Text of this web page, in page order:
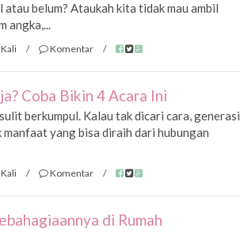
belum? Ataukah kita tidak mau ambil
angka,...
/ Komentar /
Coba Bikin 4 Acara Ini
berkumpul. Kalau tak dicari cara, generasi
yang bisa diraih dari hubungan
/ Komentar /
di Rumah